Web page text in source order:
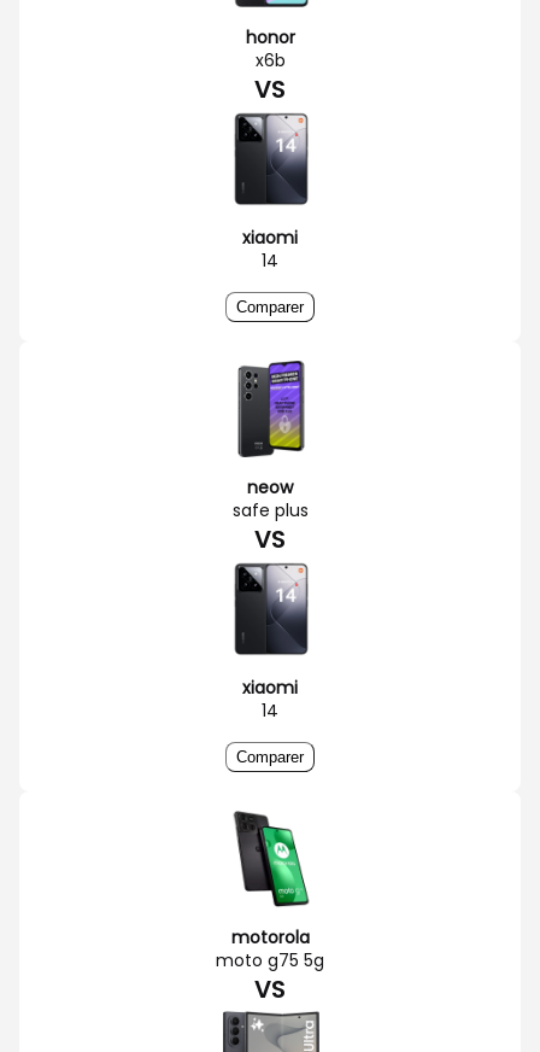
honor
x6b
VS
xiaomi
14
Comparer
neow
safe plus
VS
xiaomi
14
Comparer
motorola
moto g75 5g
VS